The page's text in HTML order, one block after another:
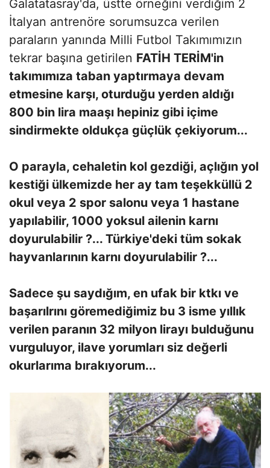
Galatatasray'da, üstte örneğini verdiğim 2
İtalyan antrenöre sorumsuzca verilen
paraların yanında Milli Futbol Takımımızın
tekrar başına getirilen FATİH TERİM'in
takımımıza taban yaptırmaya devam
etmesine karşı, oturduğu yerden aldığı
800 bin lira maaşı hepiniz gibi içime
sindirmekte oldukça güçlük çekiyorum...
O parayla, cehaletin kol gezdiği, açlığın yol
kestiği ülkemizde her ay tam teşekküllü 2
okul veya 2 spor salonu veya 1 hastane
yapılabilir, 1000 yoksul ailenin karnı
doyurulabilir ?... Türkiye'deki tüm sokak
hayvanlarının karnı doyurulabilir ?...
Sadece şu saydığım, en ufak bir ktkı ve
başarılrını göremediğimiz bu 3 isme yıllık
verilen paranın 32 milyon lirayı bulduğunu
vurguluyor, ilave yorumları siz değerli
okurlarıma bırakıyorum...